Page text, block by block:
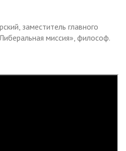
заместитель главного
миссия», философ.